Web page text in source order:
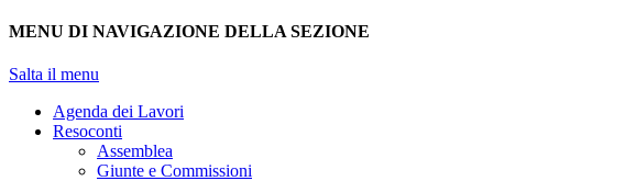
MENU DI NAVIGAZIONE DELLA SEZIONE
Salta il menu
Agenda dei Lavori
Resoconti
Assemblea
Giunte e Commissioni